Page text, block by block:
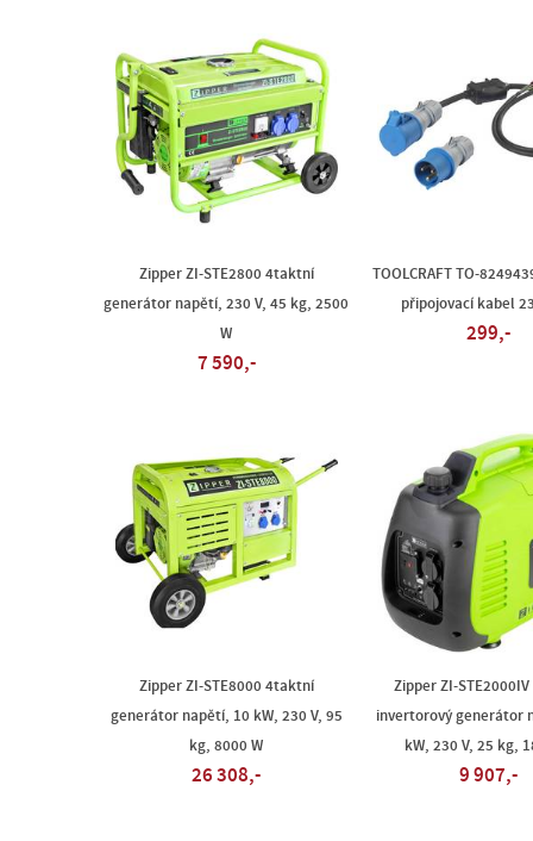
Zipper ZI-STE2800 4taktní
generátor napětí, 230 V, 45 kg, 2500
W
7 590,-
TOOLCRAFT TO-
připojovací kabel
299,-
Zipper ZI-STE8000 4taktní
generátor napětí, 10 kW, 230 V, 95
kg, 8000 W
26 308,-
Zipper ZI-
invertorový generátor
kW, 230 V, 25 kg,
9 907,-